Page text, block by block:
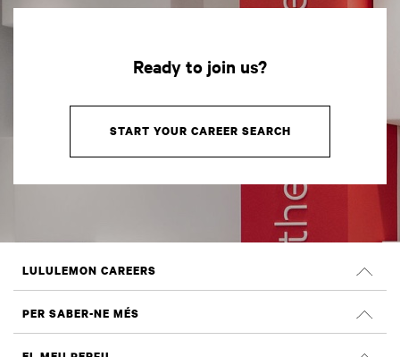
Ready to join us?
START YOUR CAREER SEARCH
LULULEMON CAREERS
CERCA LLOCS DE FEINA
PER SABER-NE MÉS